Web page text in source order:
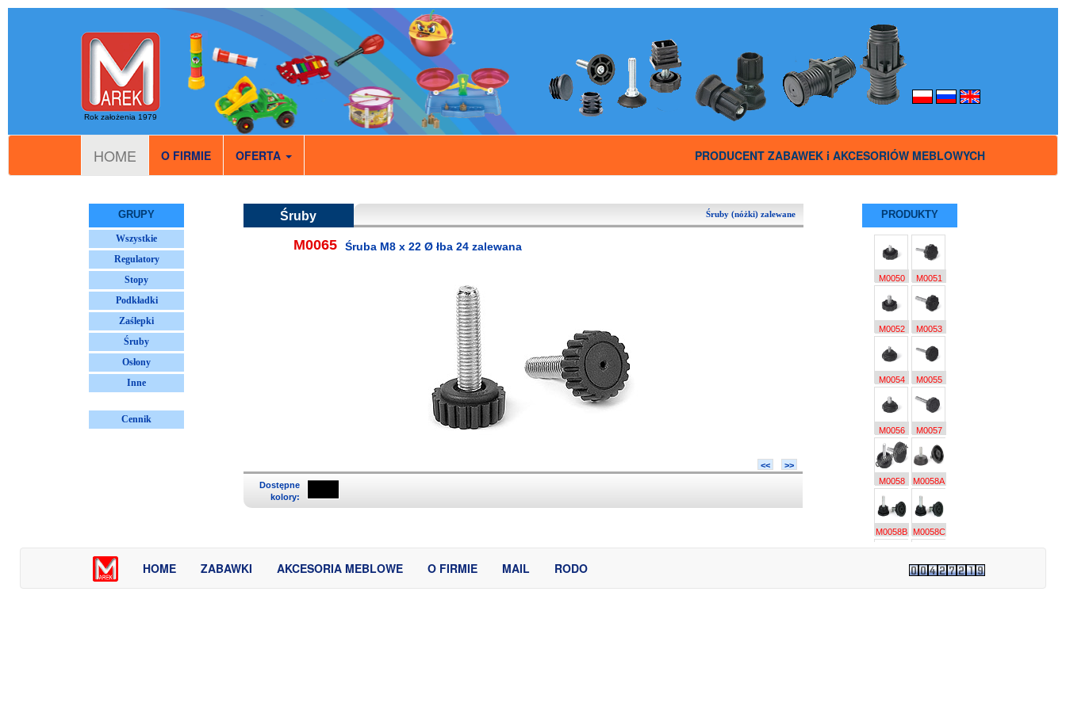
Rok założenia 1979
HOME O FIRMIE OFERTA PRODUCENT ZABAWEK i AKCESORIÓW MEBLOWYCH
GRUPY
Wszystkie
Regulatory
Stopy
Podkładki
Zaślepki
Śruby
Osłony
Inne
Cennik
Śruby Śruby (nóżki) zalewane
M0065 Śruba M8 x 22 Ø łba 24 zalewana
>>
<<
Dostępne
kolory:
PRODUKTY
M0050 M0051
M0052 M0053
M0054 M0055
M0056 M0057
M0058 M0058A
M0058B M0058C
HOME ZABAWKI AKCESORIA MEBLOWE O FIRMIE MAIL RODO